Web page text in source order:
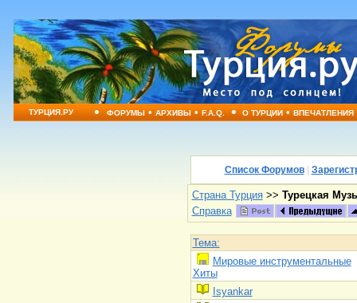
ТУРЦИЯ.РУ • ФОРУМЫ•АРХИВЫ•F.A.Q. • О ТУРЦИИ•ВПЕЧАТЛЕНИЯ
Список Форумов|
Страна Турция>> Турецкая
Справка
Тема:
Мировые инструментальные
Хиты
Isyankar